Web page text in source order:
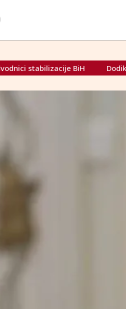
Dodik: "Konaković je luzer,